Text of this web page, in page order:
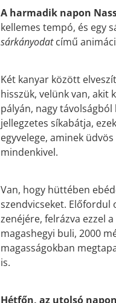
A harmadik napon
kellemes tempó, és egy
sárkányodatcímű
Két kanyar között
hisszük, velünk van, akit
pályán, nagy távolságból
jellegzetes síkabátja,
egyvelege, aminek
mindenkivel.
Van, hogy hüttében
szendvicseket. Előfordul
zenéjére, felrázva ezzel
magashegyi buli, 2000
magasságokban
is.
Hétfőn, az utolsó